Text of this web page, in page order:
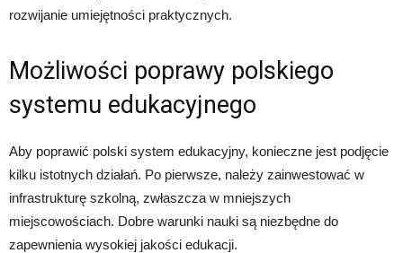
rozwijanie umiejętności praktycznych.
Możliwości poprawy polskiego
systemu edukacyjnego
Aby poprawić polski system edukacyjny, konieczne jest podjęcie
kilku istotnych działań. Po pierwsze, należy zainwestować w
infrastrukturę szkolną, zwłaszcza w mniejszych
miejscowościach. Dobre warunki nauki są niezbędne do
zapewnienia wysokiej jakości edukacji.